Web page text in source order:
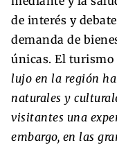
de interés y
demanda de
únicas. El turismo
lujo en la región
naturales y
visitantes una
embargo, en las